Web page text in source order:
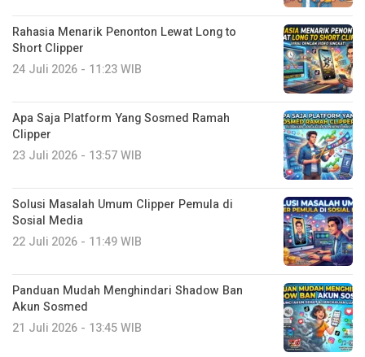
Rahasia Menarik Penonton Lewat Long to
Short Clipper
24 Juli 2026 - 11:23 WIB
Apa Saja Platform Yang Sosmed Ramah
Clipper
23 Juli 2026 - 13:57 WIB
Solusi Masalah Umum Clipper Pemula di
Sosial Media
22 Juli 2026 - 11:49 WIB
Panduan Mudah Menghindari Shadow Ban
Akun Sosmed
21 Juli 2026 - 13:45 WIB